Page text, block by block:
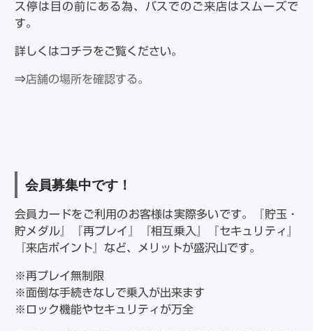
ス停は目の前にある為、バスでのご来店はスムーズで
す。
詳しくはコチラをご覧ください。
⇒店舗の場所を確認する。
会員募集中です！
会員カードをご利用のお客様は実際多いです。『貯玉・
貯メダル』『再プレイ』『相互乗入』『セキュリティ』
『来店ポイント』など、メリットが盛沢山です。
※再プレイ無制限
※面倒な手続きなしで乗入が出来ます
※ロック機能やセキュリティが万全